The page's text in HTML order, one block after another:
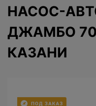
НАСОС-
ДЖАМБО
КАЗАНИ